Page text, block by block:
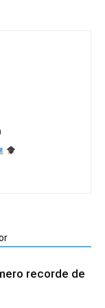
recorde de